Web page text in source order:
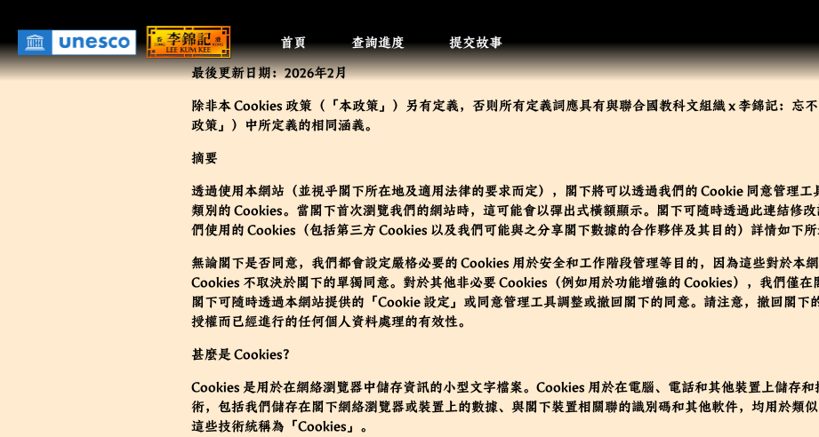
主
內
Main
navigation
首頁 查詢進度 提交故事
Cookies 政策
最後更新日期：2026年2月
除非本 Cookies 政策（「本政策」）另有定義，否則所有定義詞應具有與聯合國教科文組織 x 李錦記：忘
政策」）中所定義的相同涵義。
摘要
透過使用本網站（並視乎閣下所在地及適用法律的要求而定），閣下將可以透過我們的 Cookie 同意管理
類別的 Cookies。當閣下首次瀏覽我們的網站時，這可能會以彈出式橫額顯示。閣下可隨時透過此連結修
們使用的 Cookies（包括第三方 Cookies 以及我們可能與之分享閣下數據的合作夥伴及其目的）詳情如下所
無論閣下是否同意，我們都會設定嚴格必要的 Cookies 用於安全和工作階段管理等目的，因為這些對於本
Cookies 不取決於閣下的單獨同意。對於其他非必要 Cookies（例如用於功能增強的 Cookies），我們僅在
閣下可隨時透過本網站提供的「Cookie 設定」或同意管理工具調整或撤回閣下的同意。請注意，撤回閣下
授權而已經進行的任何個人資料處理的有效性。
甚麼是 Cookies？
Cookies 是用於在網絡瀏覽器中儲存資訊的小型文字檔案。Cookies 用於在電腦、電話和其他裝置上儲存
術，包括我們儲存在閣下網絡瀏覽器或裝置上的數據、與閣下裝置相關聯的識別碼和其他軟件，均用於類
這些技術統稱為「Cookies」。